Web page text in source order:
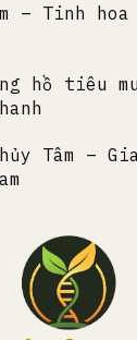
– Tinh
hồ tiêu
Tâm –